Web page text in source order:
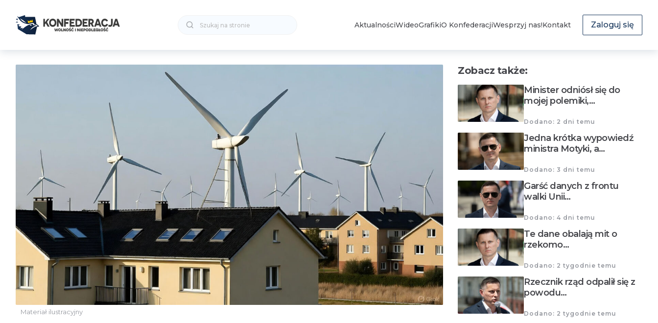
for:
AktualnościWideoGrafikiO KonfederacjiWesprzyj nas!Kontakt Zaloguj się
Materiał ilustracyjny
Zobacz także:
Minister odniósł się do
mojej polemiki,…
Dodano: 2 dni temu
Jedna krótka wypowiedź
ministra Motyki, a…
Dodano: 3 dni temu
Garść danych z frontu
walki Unii…
Dodano: 4 dni temu
Te dane obalają mit o
rzekomo…
Dodano: 2 tygodnie temu
Rzecznik rząd odpalił się z
powodu…
Dodano: 2 tygodnie temu